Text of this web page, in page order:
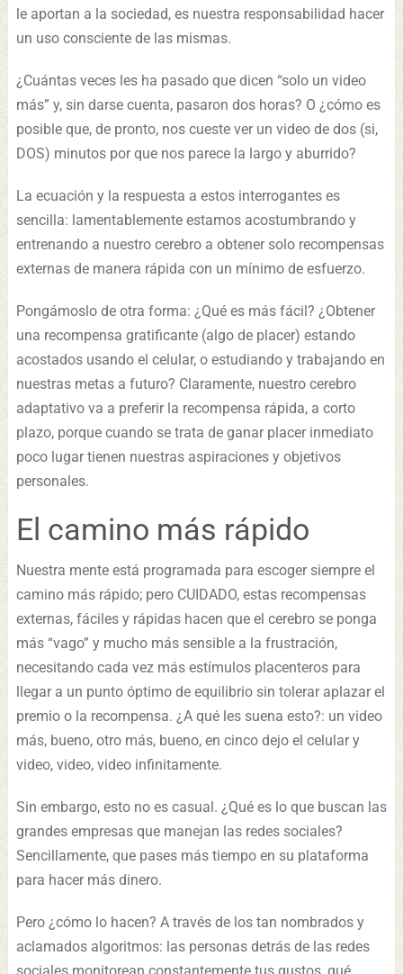
le aportan a la sociedad, es nuestra responsabilidad hacer
un uso consciente de las mismas.
¿Cuántas veces les ha pasado que dicen “solo un video
más” y, sin darse cuenta, pasaron dos horas? O ¿cómo es
posible que, de pronto, nos cueste ver un video de dos (si,
DOS) minutos por que nos parece la largo y aburrido?
La ecuación y la respuesta a estos interrogantes es
sencilla: lamentablemente estamos acostumbrando y
entrenando a nuestro cerebro a obtener solo recompensas
externas de manera rápida con un mínimo de esfuerzo.
Pongámoslo de otra forma: ¿Qué es más fácil? ¿Obtener
una recompensa gratificante (algo de placer) estando
acostados usando el celular, o estudiando y trabajando en
nuestras metas a futuro? Claramente, nuestro cerebro
adaptativo va a preferir la recompensa rápida, a corto
plazo, porque cuando se trata de ganar placer inmediato
poco lugar tienen nuestras aspiraciones y objetivos
personales.
El camino más rápido
Nuestra mente está programada para escoger siempre el
camino más rápido; pero CUIDADO, estas recompensas
externas, fáciles y rápidas hacen que el cerebro se ponga
más “vago” y mucho más sensible a la frustración,
necesitando cada vez más estímulos placenteros para
llegar a un punto óptimo de equilibrio sin tolerar aplazar el
premio o la recompensa. ¿A qué les suena esto?: un video
más, bueno, otro más, bueno, en cinco dejo el celular y
video, video, video infinitamente.
Sin embargo, esto no es casual. ¿Qué es lo que buscan las
grandes empresas que manejan las redes sociales?
Sencillamente, que pases más tiempo en su plataforma
para hacer más dinero.
Pero ¿cómo lo hacen? A través de los tan nombrados y
aclamados algoritmos: las personas detrás de las redes